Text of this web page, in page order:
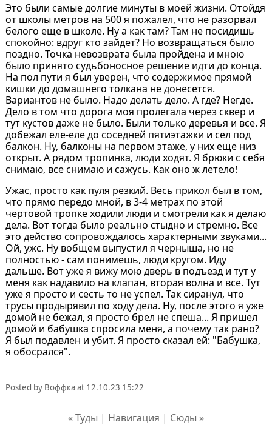
Это были самые долгие минуты в моей жизни. Отойдя
от школы метров на 500 я пожалел, что не разорвал
белого еще в школе. Ну а как там? Там не посидишь
спокойно: вдруг кто зайдет? Но возвращаться было
поздно. Точка невозврата была пройдена и мною
было принято судьбоносное решение идти до конца.
На пол пути я был уверен, что содержимое прямой
кишки до домашнего толкана не донесется.
Вариантов не было. Надо делать дело. А где? Негде.
Дело в том что дорога моя пролегала через сквер и
тут кустов даже не было. Были только деревья и все. Я
добежал еле-еле до соседней пятиэтажки и сел под
балкон. Ну, балконы на первом этаже, у них еще низ
открыт. А рядом тропинка, люди ходят. Я брюки с себя
снимаю, все снимаю и сажусь. Как оно ж летело!
Ужас, просто как пуля резкий. Весь прикол был в том,
что прямо передо мной, в 3-4 метрах по этой
чертовой тропке ходили люди и смотрели как я делаю
дела. Вот тогда было реально стыдно и стремно. Все
это действо сопровождалось характерными звуками...
Ой, ужс. Ну вобщем выпустил я черныша, но не
полностью - сам понимешь, люди кругом. Иду
дальше. Вот уже я вижу мою дверь в подъезд и тут у
меня как надавило на клапан, вторая волна и все. Тут
уже я просто и сесть то не успел. Так сиранул, что
трусы продырявил по ходу дела. Ну, после этого я уже
домой не бежал, я просто брел не спеша... Я пришел
домой и бабушка спросила меня, а почему так рано?
Я был подавлен и убит. Я просто сказал ей: "Бабушка,
я обосрался".
Posted by Воффкаat 12.10.23 15:22
« Туды | Навигация | Сюды »